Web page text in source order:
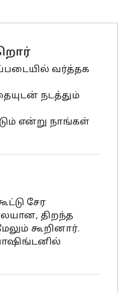
வர்த்தக
நடத்தும்
என்று நாங்கள்
சேர
திறந்த
கூறினார்.